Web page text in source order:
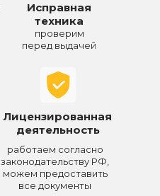
Лицензированная
деятельность
работаем согласно
законодательству РФ,
можем предоставить
все документы
проверим
перед выдачей
Исправная
техника